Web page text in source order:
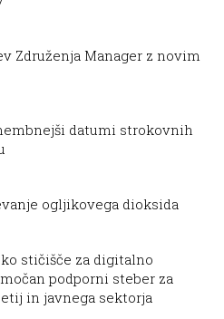
Združenja Manager z novim
datumi strokovnih
ogljikovega dioksida
stičišče za digitalno
podporni steber za
in javnega sektorja